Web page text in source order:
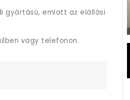
gyártású, emiatt az elállási
vagy telefonon.